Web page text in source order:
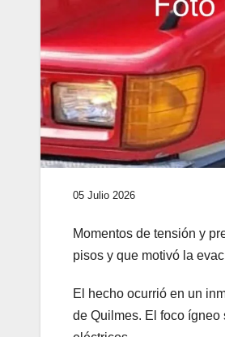
05 Julio 2026
Momentos de tensión y
pisos y que motivó la
El hecho ocurrió en un
de Quilmes. El foco